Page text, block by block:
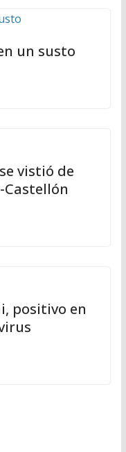
un susto
vistió de
positivo en